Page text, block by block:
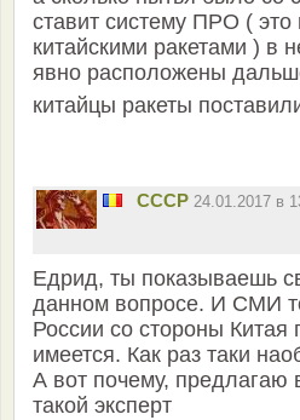
ставит систему ПРО (
китайскими ракетами ) в
явно расположены
китайцы ракеты
СССР 24.01.2017 в
Едрид, ты показываешь
данном вопросе. И СМИ
России со стороны
имеется. Как раз таки
А вот почему, предлагаю
такой эксперт